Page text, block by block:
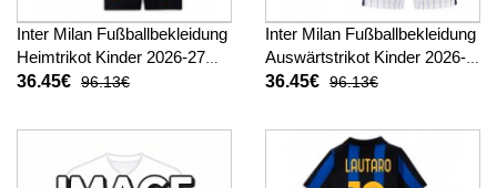
Inter Milan Fußballbekleidung
Heimtrikot Kinder 2026-27
Kurzarm (+ kurze hosen)
36.45€ 96.13€
Inter Milan Fußballbekleidung
Auswärtstrikot Kinder 2026-
27 Kurzarm (+ kurze hosen)
36.45€ 96.13€